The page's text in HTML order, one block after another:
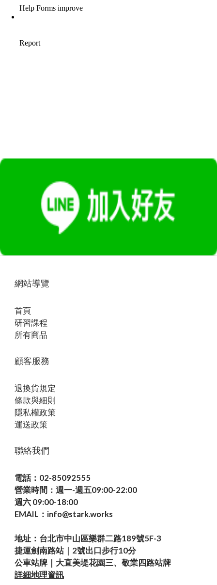
網站導覽
首頁
研習課程
所有商品
顧客服務
退換貨規定
條款與細則
隱私權政策
運送政策
聯絡我們
電話：02-85092555
營業時間：週一-週五09:00-22:00
週六 09:00-18:00
EMAIL：info@stark.works
地址：台北市中山區樂群二路189號5F-3
捷運劍南路站｜2號出口步行10分
公車站牌｜大直美堤花園三、敬業四路站牌
詳細地理資訊